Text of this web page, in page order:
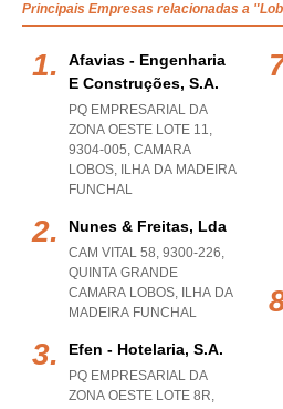
Principais Empresas relacionadas a
Afavias - Engenharia
E Construções, S.a.
PQ EMPRESARIAL DA
ZONA OESTE LOTE 11,
9304-005, CAMARA
LOBOS, ILHA DA MADEIRA
FUNCHAL
Nunes & Freitas, Lda
CAM VITAL 58, 9300-226,
QUINTA GRANDE
CAMARA LOBOS, ILHA DA
MADEIRA FUNCHAL
Efen - Hotelaria, S.a.
PQ EMPRESARIAL DA
ZONA OESTE LOTE 8R,